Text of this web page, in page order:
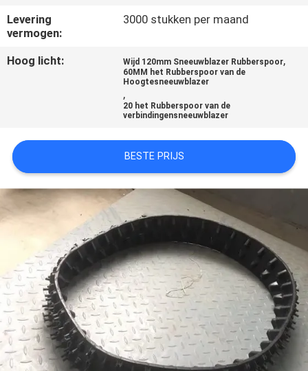
NEWS
POLICY
Levering
vermogen:
3000 stukken per maand
Hoog licht: Wijd 120mm Sneeuwblazer Rubberspoor,
60MM het Rubberspoor van de
Hoogtesneeuwblazer
,
20 het Rubberspoor van de
verbindingensneeuwblazer
BESTE PRIJS